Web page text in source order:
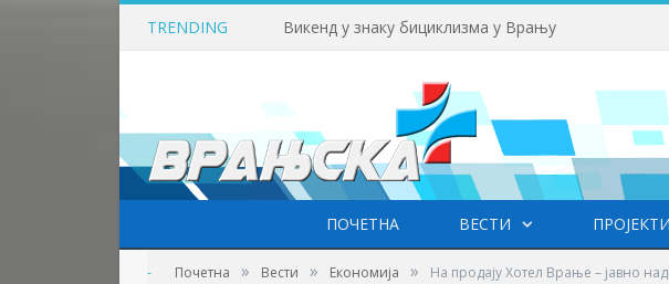
TRENDING Викенд у знаку бициклизма у Врању
ПОЧЕТНА ВЕСТИ ПРОЈЕКТИ
- Почетна » Вести » Економија » На продају Хотел Врање – јавно